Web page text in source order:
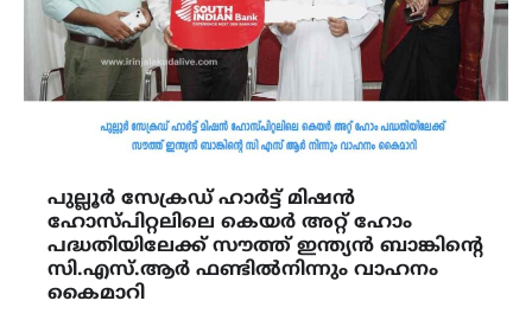
പുല്ലൂർ സേക്രഡ് ഹാർട്ട് മിഷൻ
ഹോസ്പിറ്റലിലെ കെയർ അറ്റ് ഹോം
പദ്ധതിയിലേക്ക് സൗത്ത് ഇന്ത്യൻ ബാങ്കിന്‍റെ
സി.എസ്.ആർ ഫണ്ടിൽനിന്നും വാഹനം
കൈമാറി